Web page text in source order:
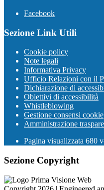
Facebook
Sezione Link Utili
Cookie policy
Note legali
Informativa Privacy
Ufficio Relazioni con il
Dichiarazione di
Obiettivi di accessibilità
Whistleblowing
Gestione consensi cookie
Amministrazione
Pagina visualizzata 680
Sezione Copyright